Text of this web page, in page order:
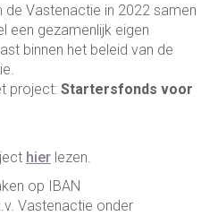
Vastenactie in 2022 samen
een gezamenlijk eigen
binnen het beleid van de
project: Startersfonds voor
hier lezen.
op IBAN
Vastenactie onder